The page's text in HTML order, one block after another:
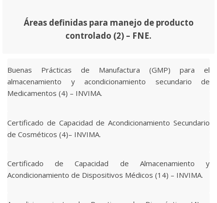
Áreas definidas para manejo de producto
controlado (2) – FNE.
Buenas Prácticas de Manufactura (GMP) para el
almacenamiento y acondicionamiento secundario de
Medicamentos (4) – INVIMA.
Certificado de Capacidad de Acondicionamiento Secundario
de Cosméticos (4)– INVIMA.
Certificado de Capacidad de Almacenamiento y
Acondicionamiento de Dispositivos Médicos (14) – INVIMA.